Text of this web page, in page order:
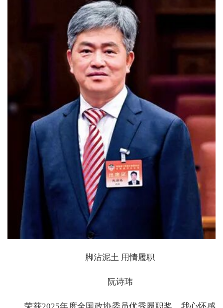
脚沾泥土 用情履职
阮诗玮
荣获2025年度全国政协委员优秀履职奖，我心怀感